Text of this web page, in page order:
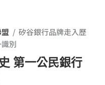
/ 矽谷銀行品牌走入歷
別
第一公民銀行